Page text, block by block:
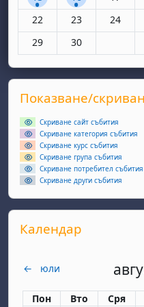
Няма събития,
22 Няма събития,
23 Няма
24
Няма събития,
29 Няма събития,
30
Supplementary
Прескочи Показване/
Показване/
Скриване сайт събития
Скриване категория събития
Скриване курс събития
Скриване група събития
Скриване потребител събития
Скриване други събития
Прескочи Календар
Календар
← юли
Понеделник
Пон вторник
Вто сряда
Сря